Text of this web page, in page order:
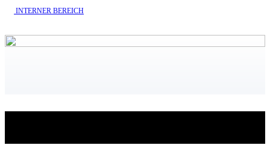
INTERNE​R BEREICH